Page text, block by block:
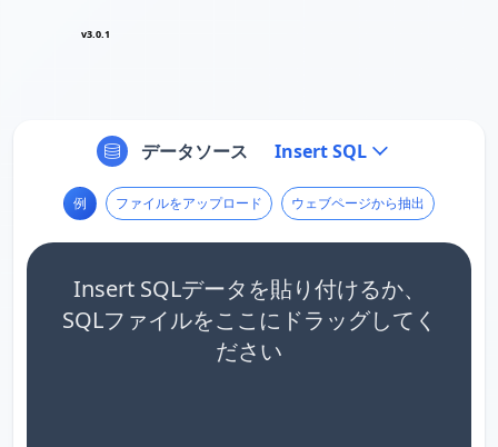
v3.0.1
データソース Insert SQL
例 ファイルをアップロード ウェブページから抽出
Insert SQLデータを貼り付けるか、
SQLファイルをここにドラッグしてく
ださい